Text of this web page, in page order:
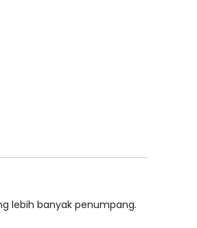
lebih banyak penumpang.